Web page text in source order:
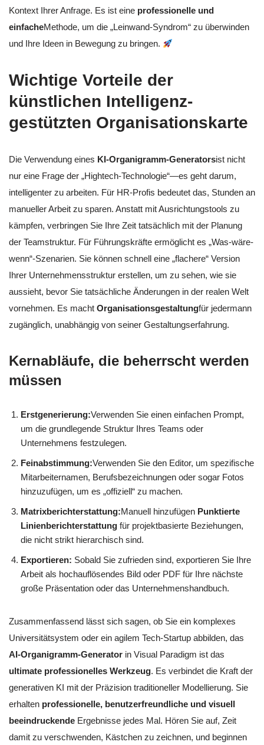
Kontext Ihrer Anfrage. Es ist eine professionelle und
einfacheMethode, um die „Leinwand-Syndrom“ zu überwinden
und Ihre Ideen in Bewegung zu bringen.
Wichtige Vorteile der
künstlichen Intelligenz-
gestützten Organisationskarte
Die Verwendung eines KI-Organigramm-Generatorsist nicht
nur eine Frage der „Hightech-Technologie“—es geht darum,
intelligenter zu arbeiten. Für HR-Profis bedeutet das, Stunden an
manueller Arbeit zu sparen. Anstatt mit Ausrichtungstools zu
kämpfen, verbringen Sie Ihre Zeit tatsächlich mit der Planung
der Teamstruktur. Für Führungskräfte ermöglicht es „Was-wäre-
wenn“-Szenarien. Sie können schnell eine „flachere“ Version
Ihrer Unternehmensstruktur erstellen, um zu sehen, wie sie
aussieht, bevor Sie tatsächliche Änderungen in der realen Welt
vornehmen. Es macht Organisationsgestaltungfür jedermann
zugänglich, unabhängig von seiner Gestaltungserfahrung.
Kernabläufe, die beherrscht werden
müssen
Erstgenerierung:Verwenden Sie einen einfachen Prompt,
um die grundlegende Struktur Ihres Teams oder
Unternehmens festzulegen.
Feinabstimmung:Verwenden Sie den Editor, um spezifische
Mitarbeiternamen, Berufsbezeichnungen oder sogar Fotos
hinzuzufügen, um es „offiziell“ zu machen.
Matrixberichterstattung:Manuell hinzufügen Punktierte
Linienberichterstattung für projektbasierte Beziehungen,
die nicht strikt hierarchisch sind.
Exportieren: Sobald Sie zufrieden sind, exportieren Sie Ihre
Arbeit als hochauflösendes Bild oder PDF für Ihre nächste
große Präsentation oder das Unternehmenshandbuch.
Zusammenfassend lässt sich sagen, ob Sie ein komplexes
Universitätsystem oder ein agilem Tech-Startup abbilden, das
AI-Organigramm-Generator in Visual Paradigm ist das
ultimate professionelles Werkzeug. Es verbindet die Kraft der
generativen KI mit der Präzision traditioneller Modellierung. Sie
erhalten professionelle, benutzerfreundliche und visuell
beeindruckende Ergebnisse jedes Mal. Hören Sie auf, Zeit
damit zu verschwenden, Kästchen zu zeichnen, und beginnen